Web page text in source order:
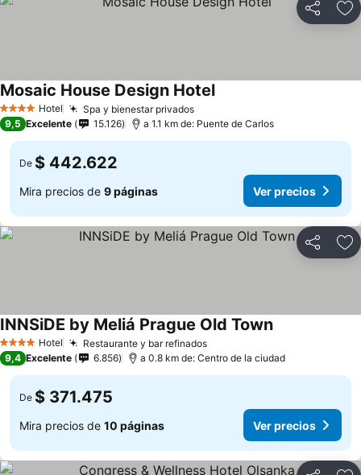
Compartir
4 EstrellasHotel Spa y bienestar privadosVer precios
Mosaic House Design HotelVer precios
9,5 Excelente 15.126 a 1.1 km de: Puente de Carlos
De $ 442.622
Mira precios de 9 páginas Ver precios
Compartir
4 EstrellasHotel Restaurante y bar refinadosVer precios
INNSiDE by Meliá Prague Old TownVer precios
9,4 Excelente 6.856 a 0.8 km de: Centro de la ciudad
De $ 371.475
Mira precios de 10 páginas Ver precios